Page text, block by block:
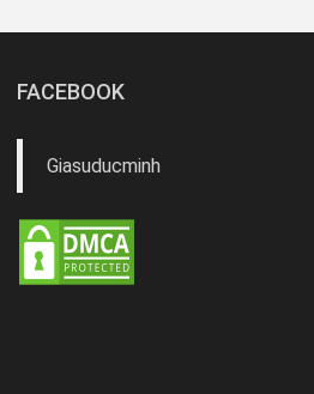
FACEBOOK
Giasuducminh